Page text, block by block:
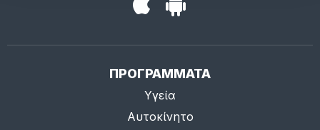
ΠΡΟΓΡΑΜΜΑΤΑ
Υγεία
Αυτοκίνητο